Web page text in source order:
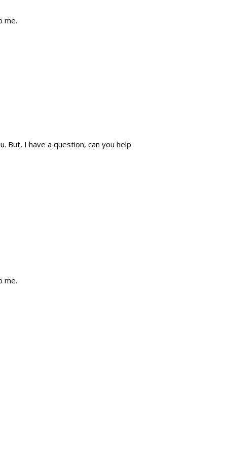
me.
But, I have a question, can you help
me.